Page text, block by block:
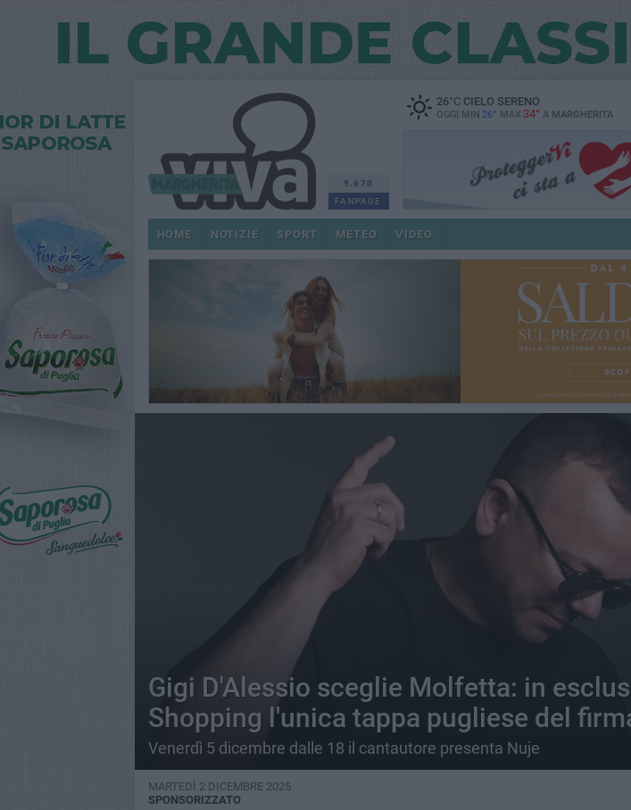
9.670
FANPAGE
26°CCIELO SERENO
OGGI MIN 26° MAX 34° A MARGHERITA
HOME NOTIZIE SPORT METEO VIDEO
Gigi D'Alessio sceglie Molfetta: in
Shopping l'unica tappa pugliese del
Venerdì 5 dicembre dalle 18 il cantautore presenta Nuje
MARTEDÌ 2 DICEMBRE 2025
SPONSORIZZATO